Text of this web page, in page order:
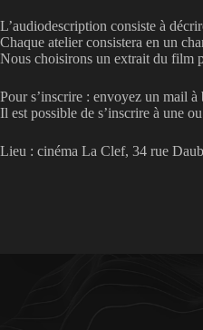
L’audiodescription consiste à
Chaque atelier consistera en un
Nous choisirons un extrait du film
Pour s’inscrire : envoyez un mail
Il est possible de s’inscrire à une
Lieu : cinéma La Clef, 34 rue